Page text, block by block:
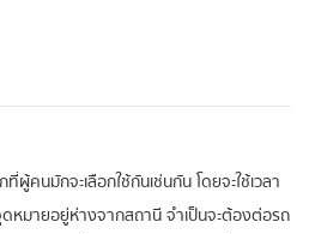
ผู้คนมักจะเลือกใช้กันเช่นกัน โดยจะใช้เวลา
หมายอยู่ห่างจากสถานี จำเป็นจะต้องต่อรถ